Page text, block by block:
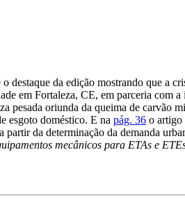
o destaque da edição mostrando que a
em Fortaleza, CE, em parceria com
pesada oriunda da queima de carvão
esgoto doméstico. E na pág. 36 o artigo
da determinação da demanda
mecânicos para ETAs e